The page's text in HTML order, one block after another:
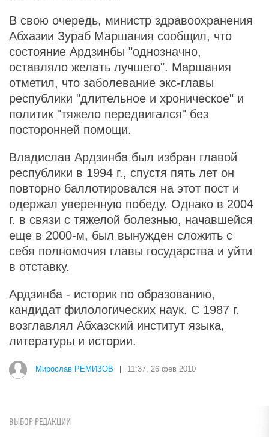
В свою очередь, министр здравоохранения
Абхазии Зураб Маршания сообщил, что
состояние Ардзинбы "однозначно,
оставляло желать лучшего". Маршания
отметил, что заболевание экс-главы
республики "длительное и хроническое" и
политик "тяжело передвигался" без
посторонней помощи.
Владислав Ардзинба был избран главой
республики в 1994 г., спустя пять лет он
повторно баллотировался на этот пост и
одержал уверенную победу. Однако в 2004
г. в связи с тяжелой болезнью, начавшейся
еще в 2000-м, был вынужден сложить с
себя полномочия главы государства и уйти
в отставку.
Ардзинба - историк по образованию,
кандидат филологических наук. С 1987 г.
возглавлял Абхазский институт языка,
литературы и истории.
Мирослав РЕМИЗОВ 11:37, 26 фев 2010
ВЫБОР РЕДАКЦИИ